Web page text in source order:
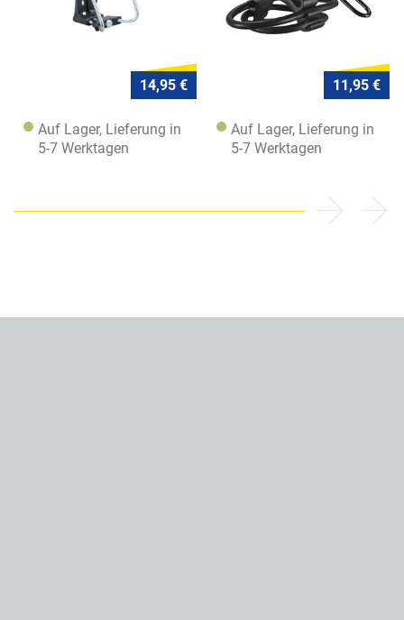
14,95 €
Auf Lager, Lieferung in
5-7 Werktagen
11,95 €
Auf Lager, Lieferung in
5-7 Werktagen